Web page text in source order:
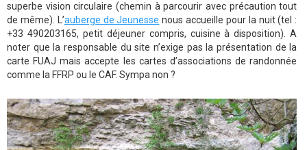
superbe vision circulaire (chemin à parcourir avec précaution tout
de même). L’auberge de Jeunesse nous accueille pour la nuit (tel :
+33 490203165, petit déjeuner compris, cuisine à disposition). A
noter que la responsable du site n’exige pas la présentation de la
carte FUAJ mais accepte les cartes d’associations de randonnée
comme la FFRP ou le CAF. Sympa non ?